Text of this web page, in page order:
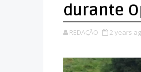
durante
REDAÇÃO 2 years